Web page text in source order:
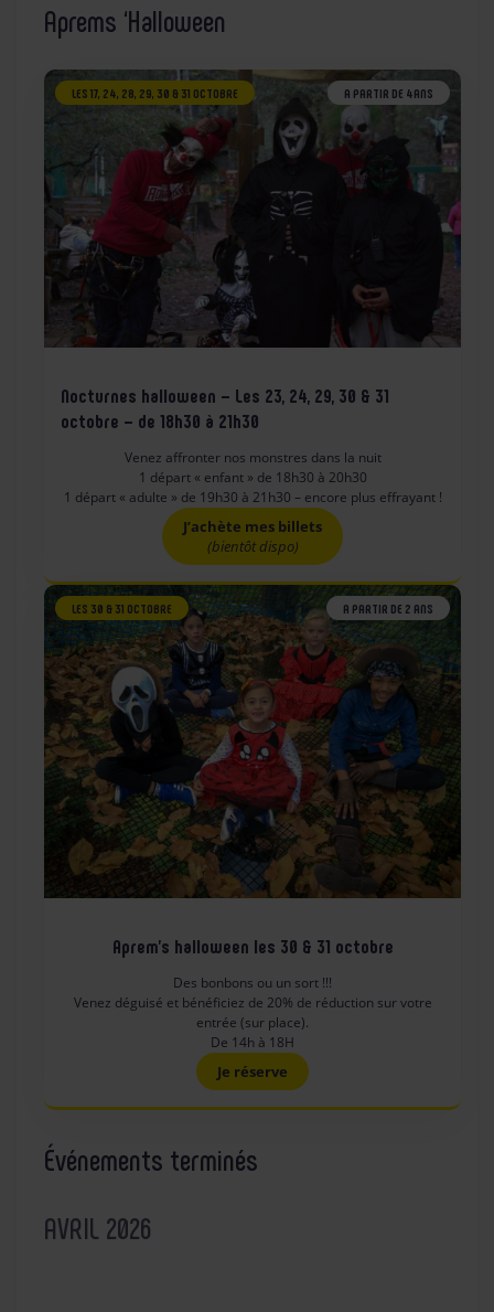
Aprems ‘Halloween
LES 17, 24, 28, 29, 30 & 31 OCTOBRE A PARTIR DE 4ANS
Nocturnes halloween – Les 23, 24, 29, 30 & 31
octobre – de 18h30 à 21h30
Venez affronter nos monstres dans la nuit
1 départ « enfant » de 18h30 à 20h30
1 départ « adulte » de 19h30 à 21h30 – encore plus effrayant !
J’achète mes billets
(bientôt dispo)
LES 30 & 31 OCTOBRE A PARTIR DE 2 ANS
Aprem’s halloween les 30 & 31 octobre
Des bonbons ou un sort !!!
Venez déguisé et bénéficiez de 20% de réduction sur votre
entrée (sur place).
De 14h à 18H
Je réserve
Événements terminés
AVRIL 2026